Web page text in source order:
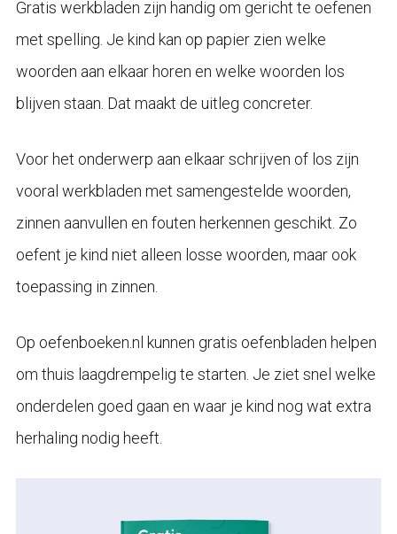
Gratis werkbladen zijn handig om gericht te oefenen
met spelling. Je kind kan op papier zien welke
woorden aan elkaar horen en welke woorden los
blijven staan. Dat maakt de uitleg concreter.
Voor het onderwerp aan elkaar schrijven of los zijn
vooral werkbladen met samengestelde woorden,
zinnen aanvullen en fouten herkennen geschikt. Zo
oefent je kind niet alleen losse woorden, maar ook
toepassing in zinnen.
Op oefenboeken.nl kunnen gratis oefenbladen helpen
om thuis laagdrempelig te starten. Je ziet snel welke
onderdelen goed gaan en waar je kind nog wat extra
herhaling nodig heeft.